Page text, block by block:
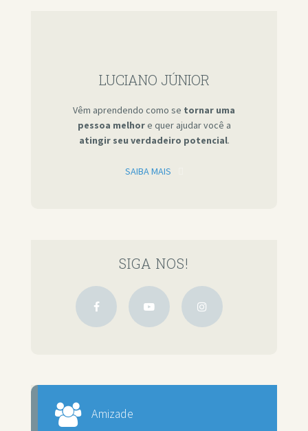
LUCIANO JÚNIOR
Vêm aprendendo como se tornar uma
pessoa melhore quer ajudar você a
atingir seu verdadeiro potencial.
SAIBA MAIS
SIGA NOS!
Amizade